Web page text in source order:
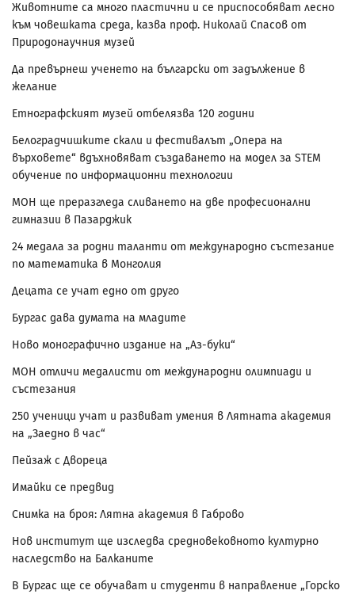
Животните са много пластични и се приспособяват лесно
към човешката среда, казва проф. Николай Спасов от
Природонаучния музей
Да превърнеш ученето на български от задължение в
желание
Етнографският музей отбелязва 120 години
Белоградчишките скали и фестивалът „Опера на
върховете“ вдъхновяват създаването на модел за STEM
обучение по информационни технологии
МОН ще преразгледа сливането на две професионални
гимназии в Пазарджик
24 медала за родни таланти от международно състезание
по математика в Монголия
Децата се учат едно от друго
Бургас дава думата на младите
Ново монографично издание на „Аз-буки“
МОН отличи медалисти от международни олимпиади и
състезания
250 ученици учат и развиват умения в Лятната академия
на „Заедно в час“
Пейзаж с Двореца
Имайки се предвид
Снимка на броя: Лятна академия в Габрово
Нов институт ще изследва средновековното културно
наследство на Балканите
В Бургас ще се обучават и студенти в направление „Горско